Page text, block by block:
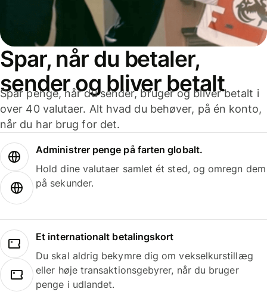
Spar, når du betaler,
sender og bliver betalt
Spar penge, når du sender, bruger og bliver betalt i
over 40 valutaer. Alt hvad du behøver, på én konto,
når du har brug for det.
Administrer penge på farten globalt.
Hold dine valutaer samlet ét sted, og omregn dem
på sekunder.
Et internationalt betalingskort
Du skal aldrig bekymre dig om vekselkurstillæg
eller høje transaktionsgebyrer, når du bruger
penge i udlandet.